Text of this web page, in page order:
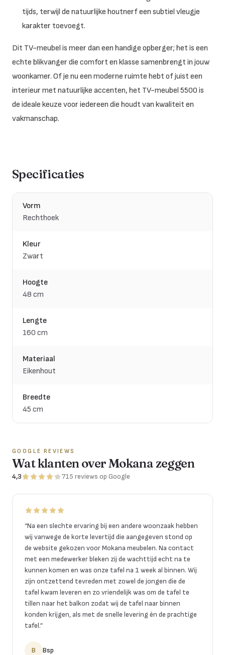
tijds, terwijl de natuurlijke houtnerf een subtiel vleugje
karakter toevoegt.
Dit TV-meubel is meer dan een handige opberger; het is een
echte blikvanger die comfort en klasse samenbrengt in jouw
woonkamer. Of je nu een moderne ruimte hebt of juist een
interieur met natuurlijke accenten, het TV-meubel 5500 is
de ideale keuze voor iedereen die houdt van kwaliteit en
vakmanschap.
Specificaties
Vorm
Rechthoek
Kleur
Zwart
Hoogte
48 cm
Lengte
160 cm
Materiaal
Eikenhout
Breedte
45 cm
GOOGLE REVIEWS
Wat klanten over Mokana zeggen
4,3 715 reviews op Google
“Na een slechte ervaring bij een andere woonzaak hebben
wij vanwege de korte levertijd die aangegeven stond op
de website gekozen voor Mokana meubelen. Na contact
met een medewerker bleken zij de wachttijd echt na te
kunnen komen en was onze tafel na 1 week al binnen. Wij
zijn ontzettend tevreden met zowel de jongen die de
tafel kwam leveren en zo vriendelijk was om de tafel te
tillen naar het balkon zodat wij de tafel naar binnen
konden krijgen, als met de snelle levering én de prachtige
tafel.”
B Bsp